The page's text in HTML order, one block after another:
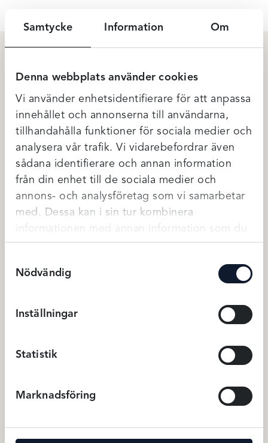
Samtycke Information Om
Denna webbplats använder cookies
Vi använder enhetsidentifierare för att anpassa
innehållet och annonserna till användarna,
tillhandahålla funktioner för sociala medier och
analysera vår trafik. Vi vidarebefordrar även
sådana identifierare och annan information
från din enhet till de sociala medier och
annons- och analysföretag som vi samarbetar
med. Dessa kan i sin tur kombinera
informationen med annan information som du
har tillhandahållit eller som de har samlat in
Nödvändig
Inställningar
Statistik
Marknadsföring
Du kanske också gillar …
Relaterade produkter